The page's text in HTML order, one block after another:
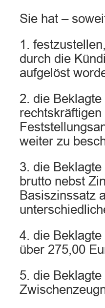
Sie hat –
1.
durch die
aufgelöst
2. die
weiter zu
3. die
brutto nebst
Basiszinssatz
4. die
über 275,00
5. die